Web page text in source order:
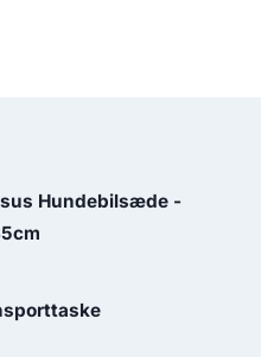
Hundebilsæde -